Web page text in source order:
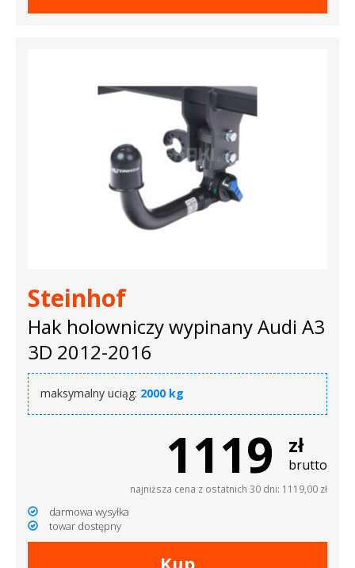
Steinhof
Hak holowniczy wypinany Audi A3
3D 2012-2016
maksymalny uciąg: 2000 kg
1119 zł
brutto
najniższa cena z ostatnich 30 dni: 1119,00 zł
darmowa wysyłka
towar dostępny
Kup